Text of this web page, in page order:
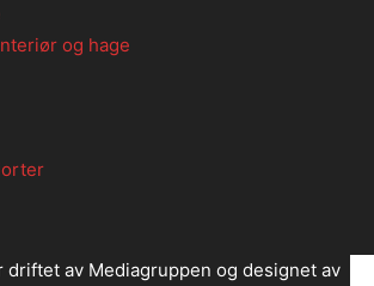
og hage
driftet av Mediagruppen og designet av